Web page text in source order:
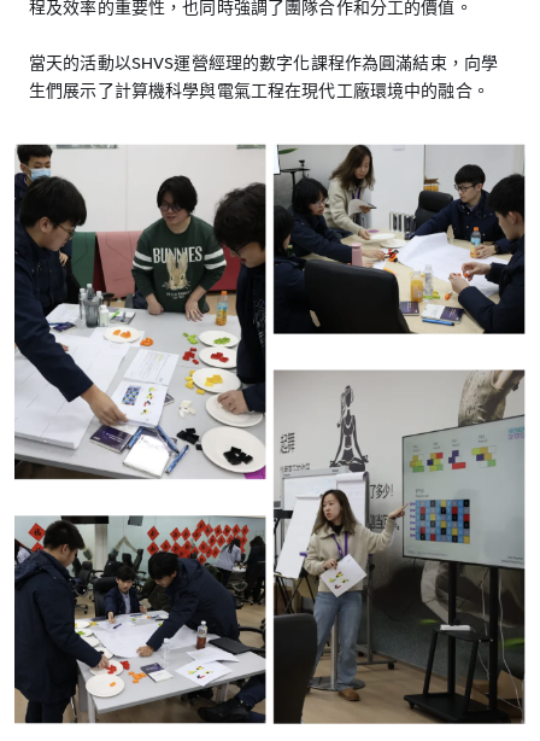
程及效率的重要性，也同時強調了團隊合作和分工的價值。
當天的活動以SHVS運營經理的數字化課程作為圓滿結束，向學
生們展示了計算機科學與電氣工程在現代工廠環境中的融合。